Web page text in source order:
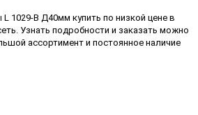
1029-В Д40мм купить по низкой цене в
Узнать подробности и заказать можно
ассортимент и постоянное наличие